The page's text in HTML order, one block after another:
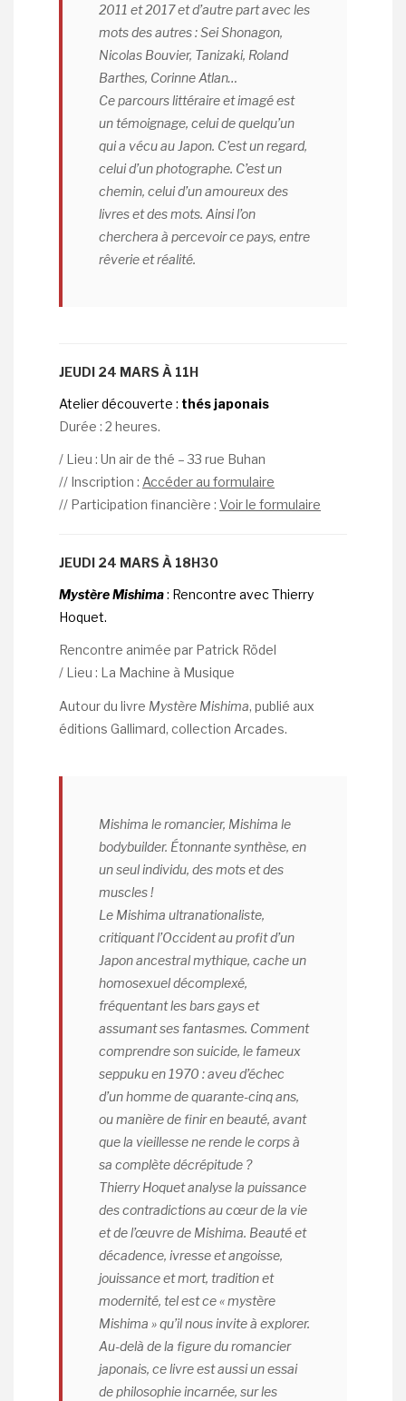
2011 et 2017 et d’autre part avec les
mots des autres : Sei Shonagon,
Nicolas Bouvier, Tanizaki, Roland
Barthes, Corinne Atlan…
Ce parcours littéraire et imagé est
un témoignage, celui de quelqu’un
qui a vécu au Japon. C’est un regard,
celui d’un photographe. C’est un
chemin, celui d’un amoureux des
livres et des mots. Ainsi l’on
cherchera à percevoir ce pays, entre
rêverie et réalité.
JEUDI 24 MARS À 11H
Atelier découverte : thés japonais
Durée : 2 heures.
/ Lieu : Un air de thé – 33 rue Buhan
// Inscription : Accéder au formulaire
// Participation financière : Voir le formulaire
JEUDI 24 MARS À 18H30
Mystère Mishima: Rencontre avec Thierry
Hoquet.
Rencontre animée par Patrick Rödel
/ Lieu : La Machine à Musique
Autour du livre Mystère Mishima, publié aux
éditions Gallimard, collection Arcades.
Mishima le romancier, Mishima le
bodybuilder. Étonnante synthèse, en
un seul individu, des mots et des
muscles !
Le Mishima ultranationaliste,
critiquant l’Occident au profit d’un
Japon ancestral mythique, cache un
homosexuel décomplexé,
fréquentant les bars gays et
assumant ses fantasmes. Comment
comprendre son suicide, le fameux
seppuku en 1970 : aveu d’échec
d’un homme de quarante-cinq ans,
ou manière de finir en beauté, avant
que la vieillesse ne rende le corps à
sa complète décrépitude ?
Thierry Hoquet analyse la puissance
des contradictions au cœur de la vie
et de l’œuvre de Mishima. Beauté et
décadence, ivresse et angoisse,
jouissance et mort, tradition et
modernité, tel est ce « mystère
Mishima » qu’il nous invite à explorer.
Au-delà de la figure du romancier
japonais, ce livre est aussi un essai
de philosophie incarnée, sur les